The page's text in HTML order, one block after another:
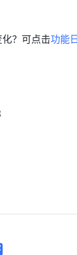
？可点击功能